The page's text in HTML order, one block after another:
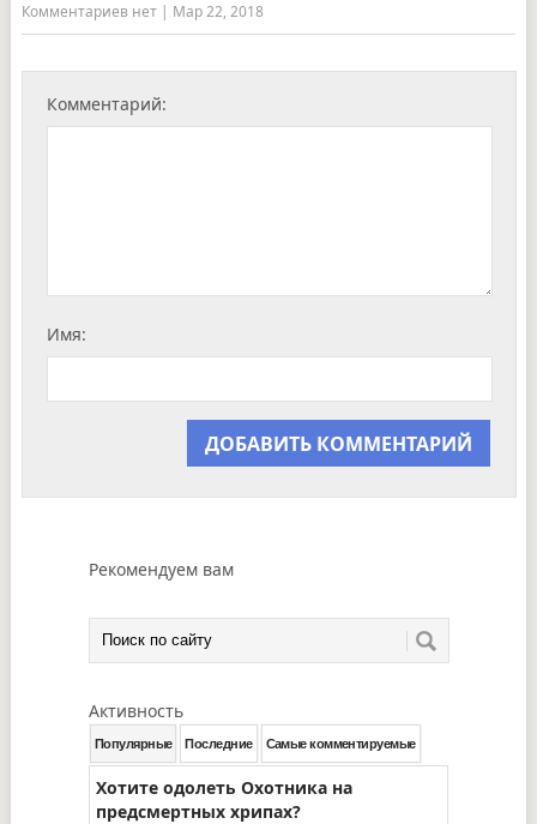
Комментариев нет| Мар 22, 2018
Комментарий:
Имя:
Рекомендуем вам
Активность
Популярные Последние Самые комментируемые
Хотите одолеть Охотника на
предсмертных хрипах?